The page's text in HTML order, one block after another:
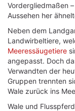
Vordergliedmaßen
Aussehen her
Neben dem
Landwirbeltiere,
Meeressäugetiere
angepasst. Doch
Verwandten der
Gruppen trennten
Wale zurück ins
Wale und